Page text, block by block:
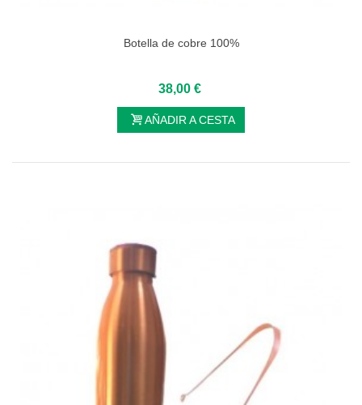
Botella de cobre 100%
38,00 €
AÑADIR A CESTA